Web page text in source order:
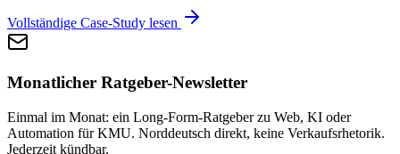
Vollständige Case-Study lesen
Monatlicher Ratgeber-Newsletter
Einmal im Monat: ein Long-Form-Ratgeber zu Web, KI oder
Automation für KMU. Norddeutsch direkt, keine Verkaufsrhetorik.
Jederzeit kündbar.